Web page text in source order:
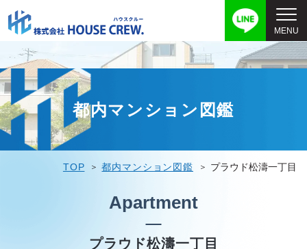
都内マンション図鑑
TOP 都内マンション図鑑 プラウド松濤一丁目
Apartment
プラウド松濤一丁目